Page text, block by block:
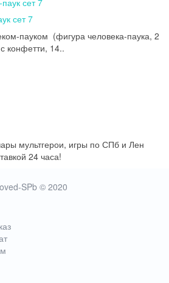
сет 7
пауком (фигура человека-паука, 2
конфетти, 14..
мультгерои, игры по СПб и Лен
24 часа!
SPb © 2020